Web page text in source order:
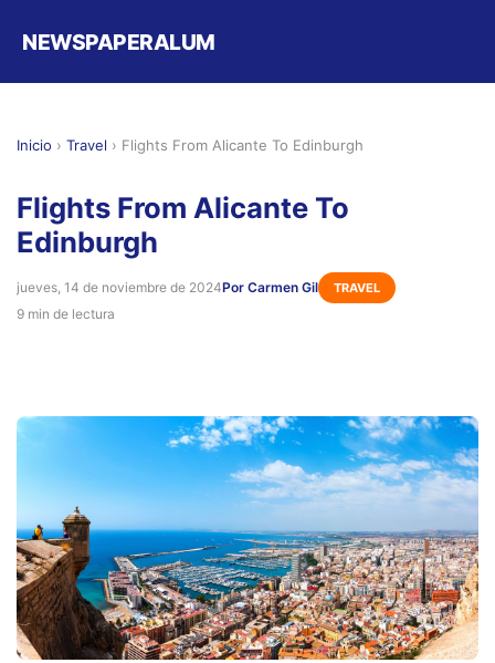
NEWSPAPERALUM
Inicio › Travel › Flights From Alicante To Edinburgh
Flights From Alicante To
Edinburgh
jueves, 14 de noviembre de 2024Por Carmen Gil TRAVEL
9 min de lectura